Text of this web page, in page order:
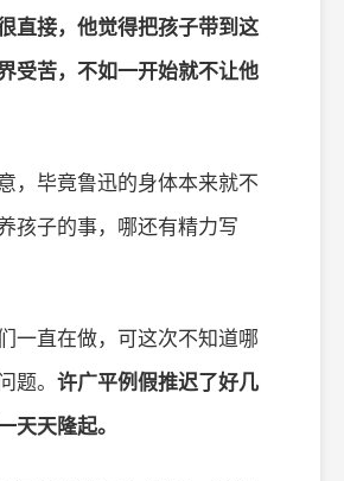
直接，他觉得把孩子带到这
受苦，不如一开始就不让他
，毕竟鲁迅的身体本来就不
孩子的事，哪还有精力写
一直在做，可这次不知道哪
题。 许广平例假推迟了好几
天天隆起。